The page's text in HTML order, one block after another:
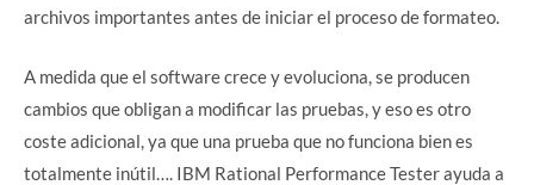
archivos importantes antes de iniciar el proceso de formateo.
A medida que el software crece y evoluciona, se producen
cambios que obligan a modificar las pruebas, y eso es otro
coste adicional, ya que una prueba que no funciona bien es
totalmente inútil…. IBM Rational Performance Tester ayuda a